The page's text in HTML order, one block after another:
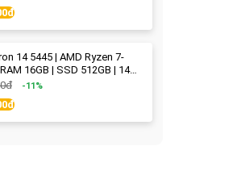
14 5445 | AMD Ryzen 7-
16GB | SSD 512GB | 14
IPS 300nits | Ice
-11%